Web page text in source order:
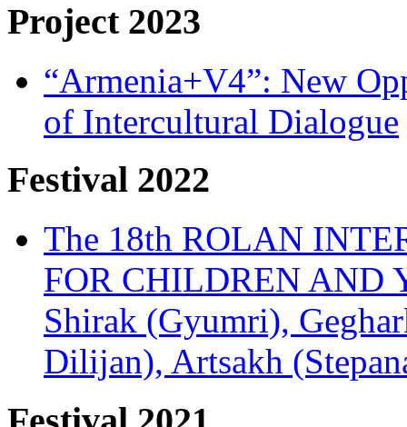
Project 2023
“Armenia+V4”: New
of Intercultural Dialogue
Festival 2022
The 18th ROLAN
FOR CHILDREN AND
Shirak (Gyumri),
Dilijan), Artsakh